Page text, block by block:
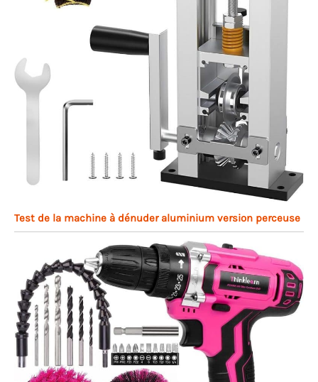
Test de la machine à dénuder aluminium version perceuse